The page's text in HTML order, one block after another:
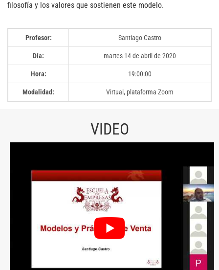
filosofía y los valores que sostienen este modelo.
Profesor: Santiago Castro
Día: martes 14 de abril de 2020
Hora: 19:00:00
Modalidad: Virtual, plataforma Zoom
VIDEO